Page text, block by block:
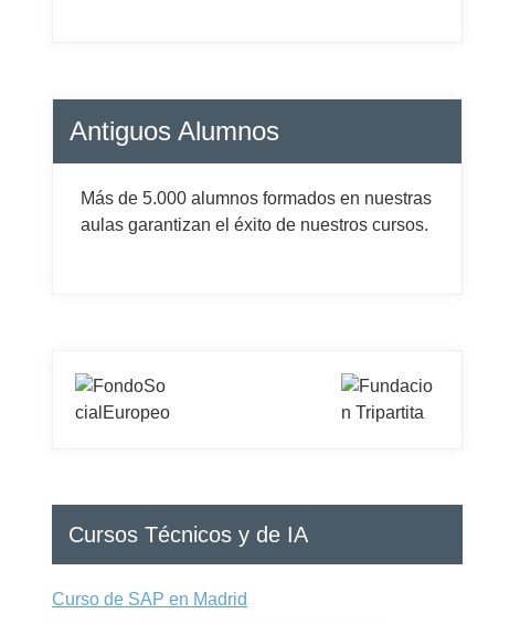
Antiguos Alumnos
Más de 5.000 alumnos formados en nuestras
aulas garantizan el éxito de nuestros cursos.
Cursos Técnicos y de IA
Curso de SAP en Madrid